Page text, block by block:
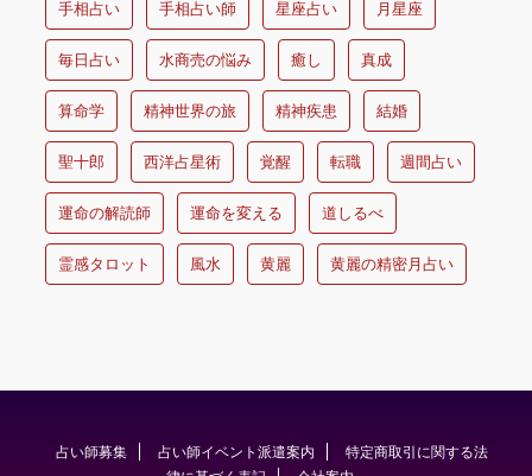
手相占い 手相占い師 星座占い 月星座
毎日占い 水商売の悩み 癒し 真成
算命学 精神世界の旅 精神疾患 結婚
聖十郎 西洋占星術 覚醒 転職 週間占い
運命の解読師 運命を変える 道しるべ
霊感タロット 風水 黄麗 黄麗の精密月占い
占い師募集 占い師イベント派遣案内
特定商取引に関する法